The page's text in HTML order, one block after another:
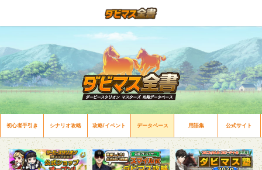
初心者手引き シナリオ攻略 攻略/イベント データベース 用語集 公式サイト